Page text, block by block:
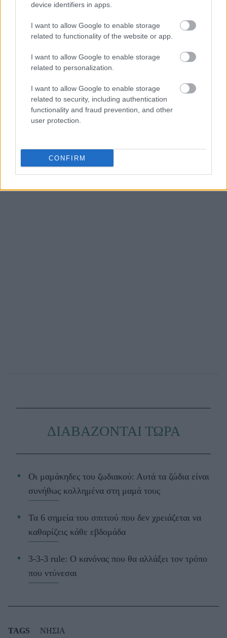
device identifiers in apps.
I want to allow Google to enable storage
related to functionality of the website or app.
I want to allow Google to enable storage
related to personalization.
I want to allow Google to enable storage
related to security, including authentication
functionality and fraud prevention, and other
user protection.
CONFIRM
ΔΙΑΒΑΖΟΝΤΑΙ ΤΩΡΑ
Οι μαμάκηδες του ζωδιακού: Αυτά τα ζώδια είναι
συνήθως κολλημένα στη μαμά τους
Τα 6 σημεία του σπιτιού που δεν χρειάζεται να
καθαρίζεις κάθε εβδομάδα
3-3-3 rule: Ο κανόνας που θα αλλάξει τον τρόπο
που ντύνεσαι
TAGS ΝΗΣΙΑ